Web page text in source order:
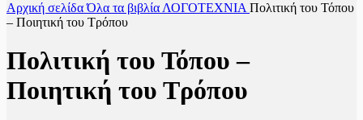
Αρχική σελίδαΌλα τα βιβλία ΛΟΓΟΤΕΧΝΙΑ Πολιτική του Τόπου
– Ποιητική του Τρόπου
Πολιτική του Τόπου –
Ποιητική του Τρόπου